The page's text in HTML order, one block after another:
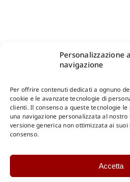
Personalizzazione
navigazione
Per offrire contenuti dedicati a ognuno
cookie e le avanzate tecnologie di
clienti. Il consenso a queste tecnologie
una navigazione personalizzata al
versione generica non ottimizzata ai
consenso.
Accetta
Shop Gangemi Editore-Pagamenti